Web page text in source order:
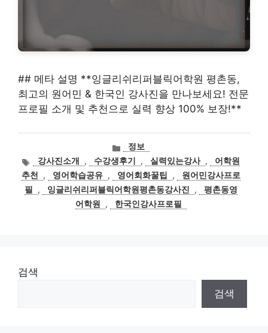
## 메타 설명 **잉글리쉬리퍼블릭어학원 평촌동,
최고의 원어민 & 한국인 강사진을 만나보세요! 전문
프로필 소개 및 추천으로 실력 향상 100% 보장!**
카
테
고
리
정보
태
그
강사진소개 , 수강생후기 , 실력있는강사 ,
어학원
추천
, 영어학습공유 , 영어회화꿀팁 ,
원어민강사프로
필
, 잉글리쉬리퍼블릭어학원평촌동강사진 ,
평촌동영
어학원
, 한국인강사프로필
검색
검색